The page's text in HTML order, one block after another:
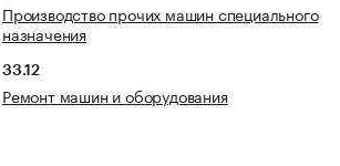
Производство прочих машин специального
назначения
33.12
Ремонт машин и оборудования